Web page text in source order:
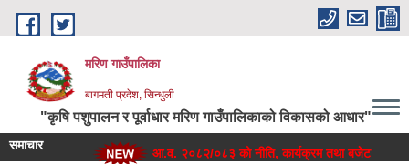
Skip to main content
मरिण गाउँपालिका
बागमती प्रदेश, सिन्धुली
"कृषि पशुपालन र पूर्वाधार मरिण गाउँपालिकाको विकासको आधार"
समाचार
आ.व. २०८२/०८३ को नीति, कार्यक्रम तथा बजेट